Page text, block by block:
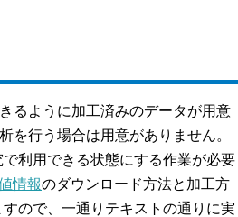
るように加工済みのデータが用意
を行う場合は用意がありません。
利用できる状態にする作業が必要
情報のダウンロード方法と加工方
ので、一通りテキストの通りに実